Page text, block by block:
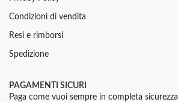
Condizioni di vendita
Resi e rimborsi
Spedizione
PAGAMENTI SICURI
Paga come vuoi sempre in completa sicurezza